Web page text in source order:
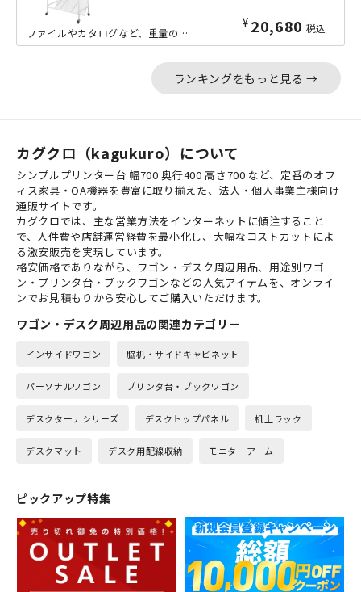
¥ 20,680 税込
ファイルやカタログなど、重量のあるものを傾斜棚に収納できる、天板が付いた高耐荷重...
ランキングをもっと見る →
カグクロ（kagukuro）について
シンプルプリンター台 幅700 奥行400 高さ700 など、定番のオフ
ィス家具・OA機器を豊富に取り揃えた、法人・個人事業主様向け
通販サイトです。
カグクロでは、主な営業方法をインターネットに傾注すること
で、人件費や店舗運営経費を最小化し、大幅なコストカットによ
る激安販売を実現しています。
格安価格でありながら、ワゴン・デスク周辺用品、用途別ワゴ
ン・プリンタ台・ブックワゴンなどの人気アイテムを、オンライ
ンでお見積もりから安心してご購入いただけます。
ワゴン・デスク周辺用品の関連カテゴリー
インサイドワゴン 脇机・サイドキャビネット
パーソナルワゴン プリンタ台・ブックワゴン
デスクターナシリーズ デスクトップパネル 机上ラック
デスクマット デスク用配線収納 モニターアーム
ピックアップ特集